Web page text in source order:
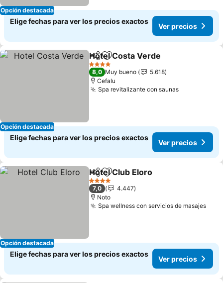
Opción destacada
Elige fechas para ver los precios exactos
Ver precios
Opción destacada
CompartirAgregar a favoritos
Hotel Costa Verde
4 Estrellas
8,0 Muy bueno
5.618
Cefalu
Spa revitalizante con saunasVer precios
Elige fechas para ver los precios exactos
Ver precios
Opción destacada
CompartirAgregar a favoritos
Hotel Club Eloro
4 Estrellas
7,0
4.447
Noto
Spa wellness con servicios de masajesVer
Elige fechas para ver los precios exactos
Ver precios